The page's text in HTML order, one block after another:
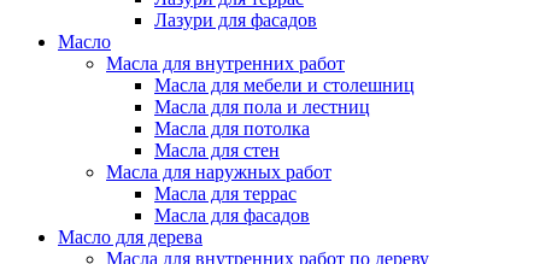
Лазури для фасадов
Масло
Масла для внутренних работ
Масла для мебели и столешниц
Масла для пола и лестниц
Масла для потолка
Масла для стен
Масла для наружных работ
Масла для террас
Масла для фасадов
Масло для дерева
Масла для внутренних работ по дереву